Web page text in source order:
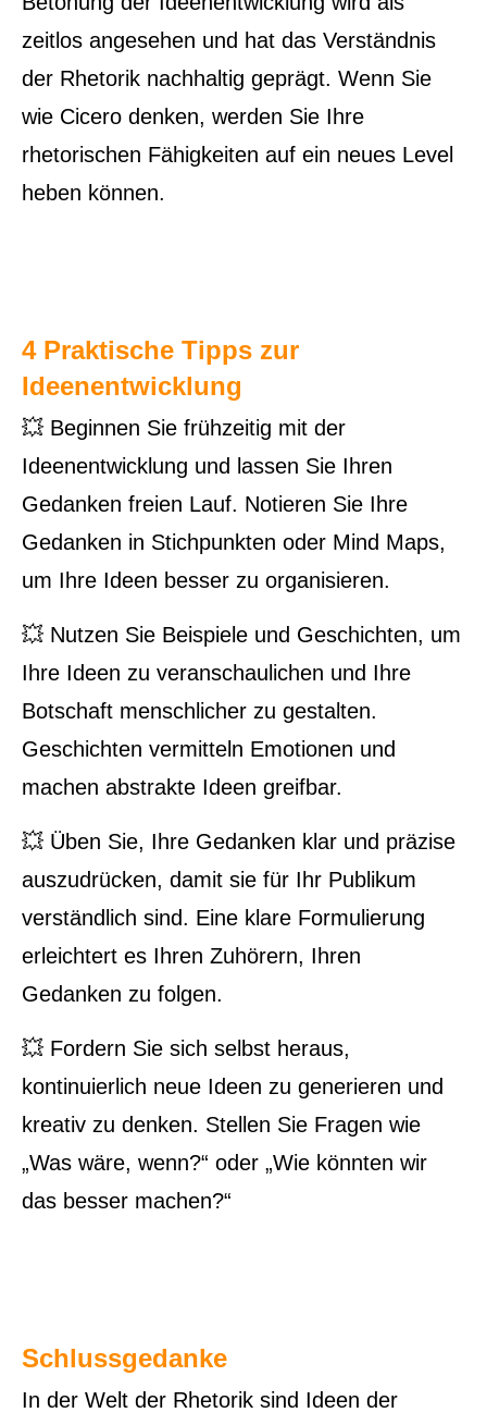
zeitlos angesehen und hat das Verständnis
der Rhetorik nachhaltig geprägt. Wenn Sie
wie Cicero denken, werden Sie Ihre
rhetorischen Fähigkeiten auf ein neues Level
heben können.
4 Praktische Tipps zur
Ideenentwicklung
💥 Beginnen Sie frühzeitig mit der
Ideenentwicklung und lassen Sie Ihren
Gedanken freien Lauf. Notieren Sie Ihre
Gedanken in Stichpunkten oder Mind Maps,
um Ihre Ideen besser zu organisieren.
💥 Nutzen Sie Beispiele und Geschichten, um
Ihre Ideen zu veranschaulichen und Ihre
Botschaft menschlicher zu gestalten.
Geschichten vermitteln Emotionen und
machen abstrakte Ideen greifbar.
💥 Üben Sie, Ihre Gedanken klar und präzise
auszudrücken, damit sie für Ihr Publikum
verständlich sind. Eine klare Formulierung
erleichtert es Ihren Zuhörern, Ihren
Gedanken zu folgen.
💥 Fordern Sie sich selbst heraus,
kontinuierlich neue Ideen zu generieren und
kreativ zu denken. Stellen Sie Fragen wie
„Was wäre, wenn?“ oder „Wie könnten wir
das besser machen?“
Schlussgedanke
In der Welt der Rhetorik sind Ideen der